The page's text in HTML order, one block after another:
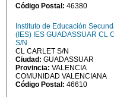
Código Postal: 46380
Instituto de Educación
(IES) IES GUADASSUAR CL
S/N
CL CARLET S/N
Ciudad: GUADASSUAR
Provincia: VALENCIA
COMUNIDAD VALENCIANA
Código Postal: 46610